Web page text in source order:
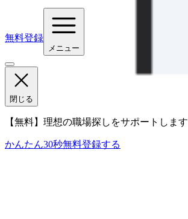
無料登録
メニュー
閉じる
【無料】理想の職場探しをサポートします
かんたん30秒無料登録する